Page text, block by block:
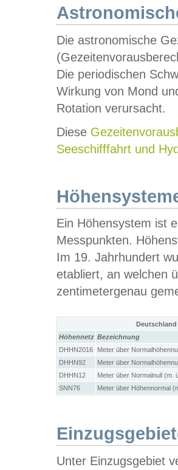
Die astronomische
Die periodischen
Wirkung von Mond
Rotation verursacht.
Diese
Seeschifffahrt und
Ein Höhensystem ist
Messpunkten.
Im 19. Jahrhundert
etabliert, an welchen
zentimetergenau
Höhennetz Bezeichnung
DHHN2016
Meter über
DHHN92
Meter über
DHHN12
Meter über Normalnull (m.
SNN76
Meter über Höhennormal
Unter Einzugsgebiet